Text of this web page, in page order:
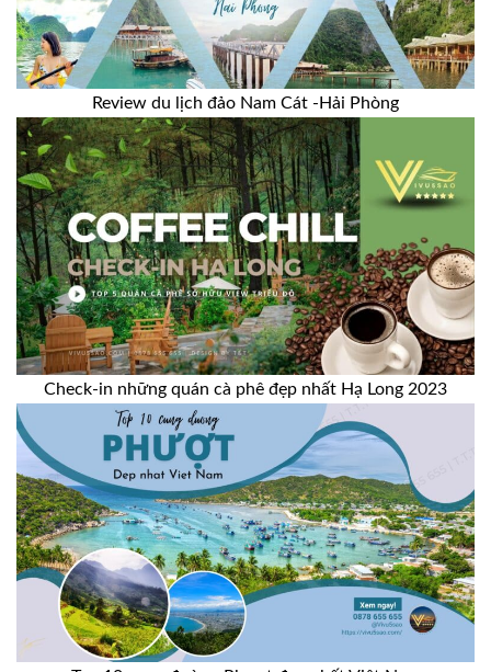
Review du lịch đảo Nam Cát -Hải Phòng
Check-in những quán cà phê đẹp nhất Hạ Long 2023